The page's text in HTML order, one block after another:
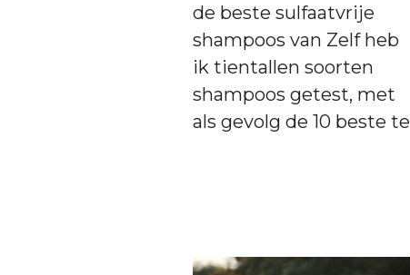
de beste sulfaatvrije
shampoos van Zelf heb
ik tientallen soorten
shampoos getest, met
als gevolg de 10 beste te